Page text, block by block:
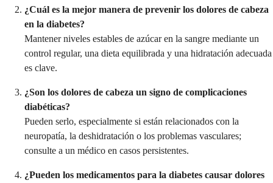
¿Cuál es la mejor manera de prevenir los dolores de cabeza
en la diabetes?
Mantener niveles estables de azúcar en la sangre mediante un
control regular, una dieta equilibrada y una hidratación adecuada
es clave.
¿Son los dolores de cabeza un signo de complicaciones
diabéticas?
Pueden serlo, especialmente si están relacionados con la
neuropatía, la deshidratación o los problemas vasculares;
consulte a un médico en casos persistentes.
¿Pueden los medicamentos para la diabetes causar dolores